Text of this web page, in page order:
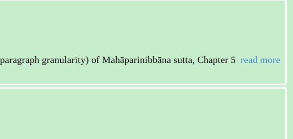
granularity) of Mahāparinibbāna sutta, Chapter 5 read more